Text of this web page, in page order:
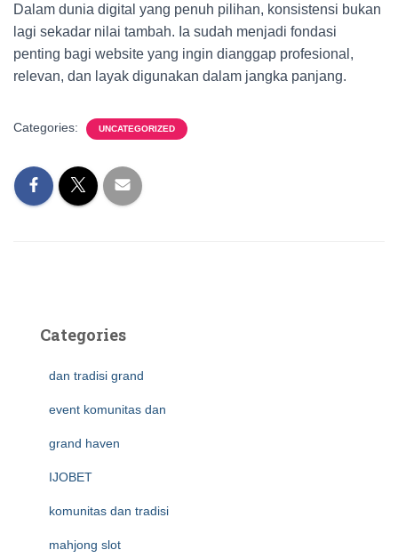
Dalam dunia digital yang penuh pilihan, konsistensi bukan
lagi sekadar nilai tambah. Ia sudah menjadi fondasi
penting bagi website yang ingin dianggap profesional,
relevan, dan layak digunakan dalam jangka panjang.
Categories: UNCATEGORIZED
Categories
dan tradisi grand
event komunitas dan
grand haven
IJOBET
komunitas dan tradisi
mahjong slot